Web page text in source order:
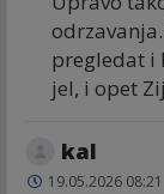
pregledat i
jel, i opet
kal
19.05.2026 08:21